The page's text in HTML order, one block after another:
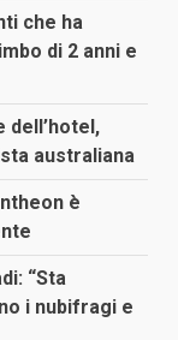
che ha
di 2 anni e
dell’hotel,
australiana
è
“Sta
i nubifragi e